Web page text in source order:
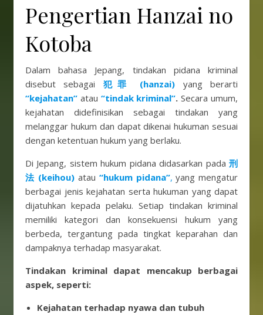
Pengertian Hanzai no
Kotoba
Dalam bahasa Jepang, tindakan pidana kriminal
disebut sebagai
犯罪 (hanzai) yang berarti
“kejahatan” atau “tindak kriminal”. Secara umum,
kejahatan didefinisikan sebagai tindakan yang
melanggar hukum dan dapat dikenai hukuman sesuai
dengan ketentuan hukum yang berlaku.
Di Jepang, sistem hukum pidana didasarkan pada 刑
法 (keihou) atau “hukum pidana”,yang mengatur
berbagai jenis kejahatan serta hukuman yang dapat
dijatuhkan kepada pelaku. Setiap tindakan kriminal
memiliki kategori dan konsekuensi hukum yang
berbeda, tergantung pada tingkat keparahan dan
dampaknya terhadap masyarakat.
Tindakan kriminal dapat mencakup berbagai
aspek, seperti:
Kejahatan terhadap nyawa dan tubuh